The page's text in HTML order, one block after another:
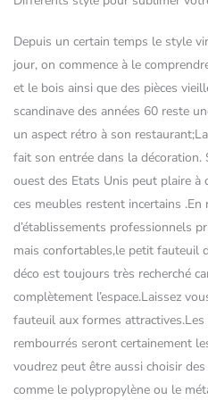
Depuis un certain temps le style
jour, on commence à le
et le bois ainsi que des pièces
scandinave des années 60 reste
un aspect rétro à son
fait son entrée dans la
ouest des Etats Unis peut plaire
ces meubles restent incertains .En
d’établissements professionnels
mais confortables,le petit fauteuil
déco est toujours très recherché
complètement l’espace.Laissez
fauteuil aux formes
rembourrés seront certainement
voudrez peut être aussi choisir
comme le polypropylène ou le